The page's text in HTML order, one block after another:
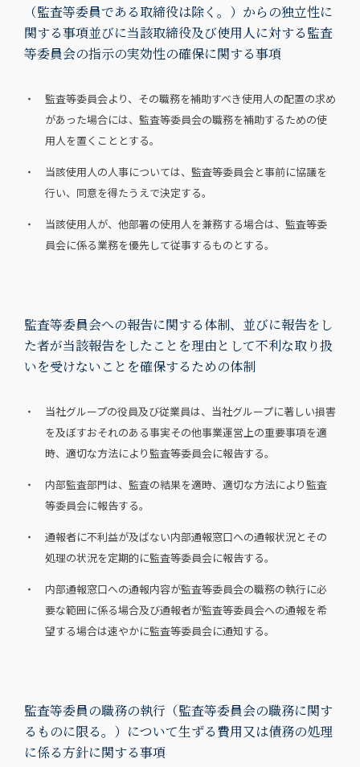
（監査等委員である取締役は除く。）からの独立性に
関する事項並びに当該取締役及び使用人に対する監査
等委員会の指示の実効性の確保に関する事項
・ 監査等委員会より、その職務を補助すべき使用人の配置の求め
があった場合には、監査等委員会の職務を補助するための使
用人を置くこととする。
・ 当該使用人の人事については、監査等委員会と事前に協議を
行い、同意を得たうえで決定する。
・ 当該使用人が、他部署の使用人を兼務する場合は、監査等委
員会に係る業務を優先して従事するものとする。
監査等委員会への報告に関する体制、並びに報告をし
た者が当該報告をしたことを理由として不利な取り扱
いを受けないことを確保するための体制
・ 当社グループの役員及び従業員は、当社グループに著しい損害
を及ぼすおそれのある事実その他事業運営上の重要事項を適
時、適切な方法により監査等委員会に報告する。
・ 内部監査部門は、監査の結果を適時、適切な方法により監査
等委員会に報告する。
・ 通報者に不利益が及ばない内部通報窓口への通報状況とその
処理の状況を定期的に監査等委員会に報告する。
・ 内部通報窓口への通報内容が監査等委員会の職務の執行に必
要な範囲に係る場合及び通報者が監査等委員会への通報を希
望する場合は速やかに監査等委員会に通知する。
監査等委員の職務の執行（監査等委員会の職務に関す
るものに限る。）について生ずる費用又は債務の処理
に係る方針に関する事項